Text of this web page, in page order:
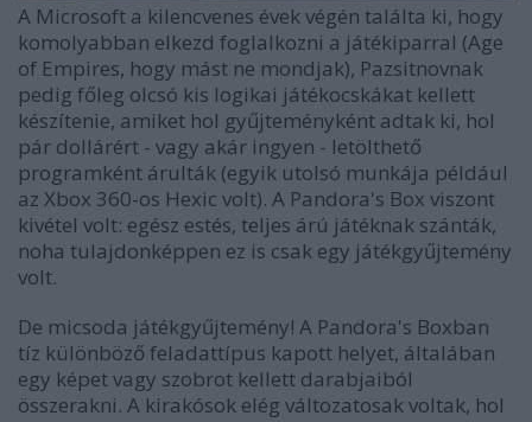
A Microsoft a kilencvenes évek végén találta ki, hogy
komolyabban elkezd foglalkozni a játékiparral (Age
of Empires, hogy mást ne mondjak), Pazsitnovnak
pedig főleg olcsó kis logikai játékocskákat kellett
készítenie, amiket hol gyűjteményként adtak ki, hol
pár dollárért - vagy akár ingyen - letölthető
programként árulták (egyik utolsó munkája például
az Xbox 360-os Hexic volt). A Pandora's Box viszont
kivétel volt: egész estés, teljes árú játéknak szánták,
noha tulajdonképpen ez is csak egy játékgyűjtemény
volt.
De micsoda játékgyűjtemény! A Pandora's Boxban
tíz különböző feladattípus kapott helyet, általában
egy képet vagy szobrot kellett darabjaiból
összerakni. A kirakósok elég változatosak voltak, hol